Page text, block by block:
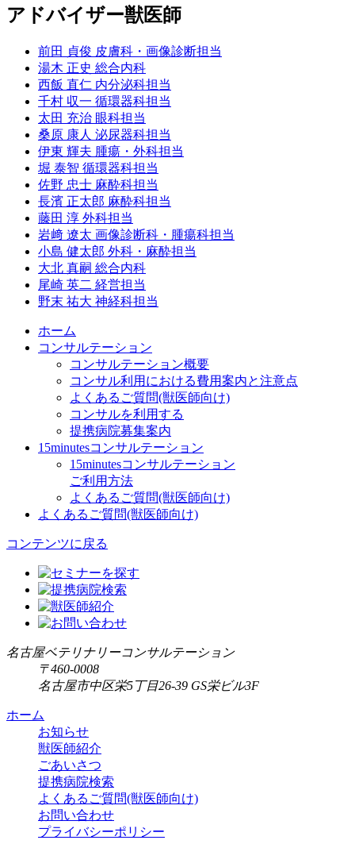
アドバイザー獣医師
前田 貞俊 皮膚科・画像診断担当
湯木 正史 総合内科
西飯 直仁 内分泌科担当
千村 収一 循環器科担当
太田 充治 眼科担当
桑原 康人 泌尿器科担当
伊東 輝夫 腫瘍・外科担当
堀 泰智 循環器科担当
佐野 忠士 麻酔科担当
長濱 正太郎 麻酔科担当
藤田 淳 外科担当
岩﨑 遼太 画像診断科・腫瘍科担当
小島 健太郎 外科・麻酔担当
大北 真嗣 総合内科
尾崎 英二 経営担当
野末 祐大 神経科担当
ホーム
コンサルテーション
コンサルテーション概要
コンサル利用における費用案内と注意点
よくあるご質問(獣医師向け)
コンサルを利用する
提携病院募集案内
15minutesコンサルテーション
15minutesコンサルテーション
ご利用方法
よくあるご質問(獣医師向け)
よくあるご質問(獣医師向け)
コンテンツに戻る
名古屋ベテリナリーコンサルテーション
〒460-0008
名古屋市中区栄5丁目26-39 GS栄ビル3F
ホーム
お知らせ
獣医師紹介
ごあいさつ
提携病院検索
よくあるご質問(獣医師向け)
お問い合わせ
プライバシーポリシー